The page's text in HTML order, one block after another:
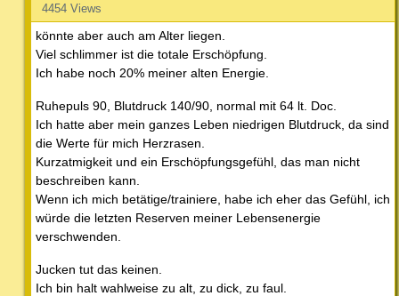
4454 Views
könnte aber auch am Alter liegen.
Viel schlimmer ist die totale Erschöpfung.
Ich habe noch 20% meiner alten Energie.
Ruhepuls 90, Blutdruck 140/90, normal mit 64 lt. Doc.
Ich hatte aber mein ganzes Leben niedrigen Blutdruck, da sind
die Werte für mich Herzrasen.
Kurzatmigkeit und ein Erschöpfungsgefühl, das man nicht
beschreiben kann.
Wenn ich mich betätige/trainiere, habe ich eher das Gefühl, ich
würde die letzten Reserven meiner Lebensenergie
verschwenden.
Jucken tut das keinen.
Ich bin halt wahlweise zu alt, zu dick, zu faul.